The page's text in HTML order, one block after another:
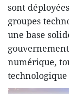
sont
groupes
une base
numérique,